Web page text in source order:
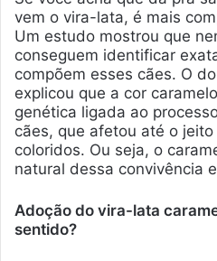
vem o vira-lata, é mais
Um estudo mostrou que
conseguem identificar
compõem esses cães. O
explicou que a cor
genética ligada ao
cães, que afetou até o
coloridos. Ou seja, o
natural dessa convivência
Adoção do vira-lata
sentido?